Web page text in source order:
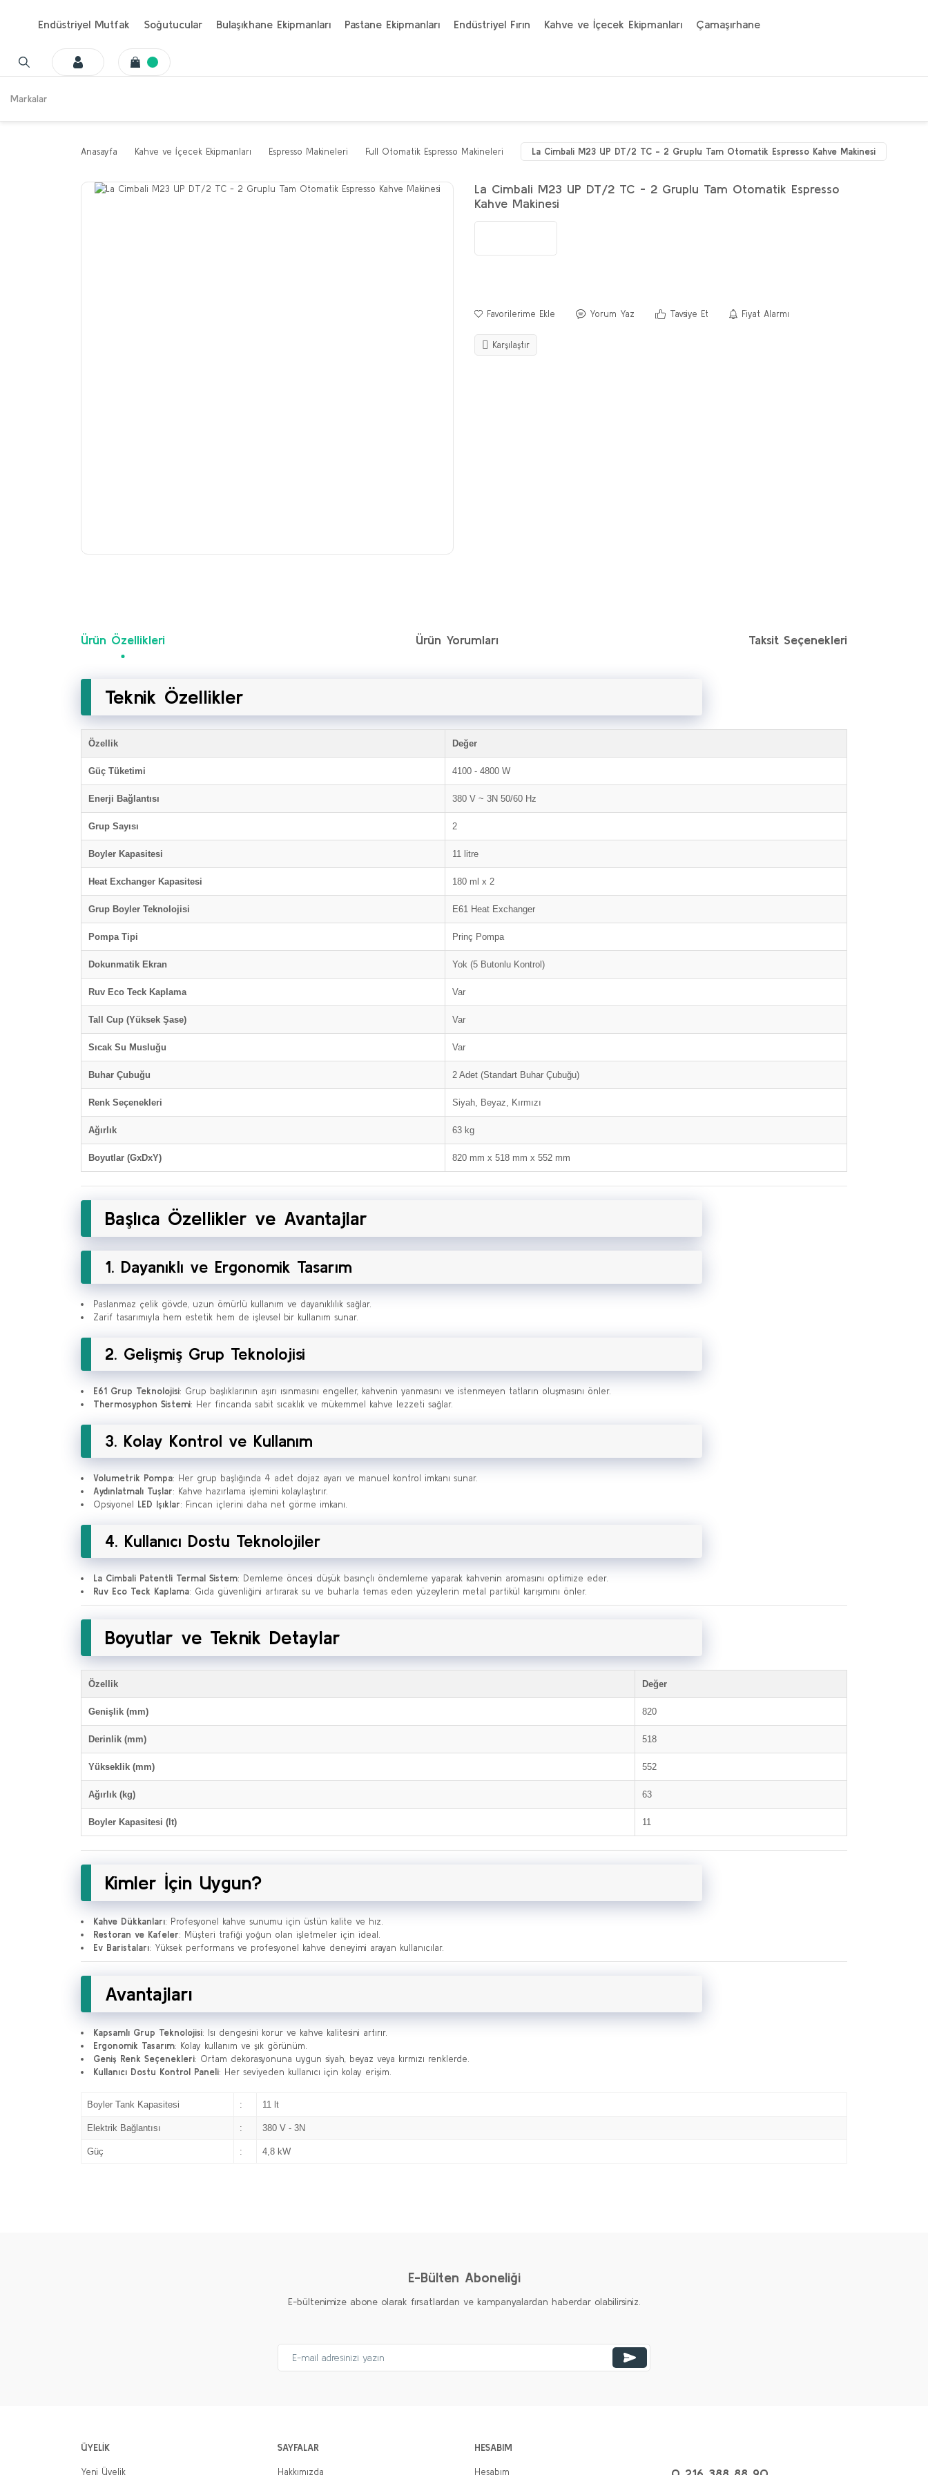
Endüstriyel Mutfak Soğutucular Bulaşıkhane Ekipmanları Pastane Ekipmanları Endüstriyel Fırın Kahve ve İçecek Ekipmanları Çamaşırhane
Markalar
Anasayfa Kahve ve İçecek Ekipmanları Espresso Makineleri Full Otomatik Espresso Makineleri La Cimbali M23 UP DT/2 TC - 2 Gruplu Tam Otomatik Espresso Kahve Makinesi
La Cimbali M23 UP DT/2 TC - 2 Gruplu Tam Otomatik Espresso
Kahve Makinesi
Yorum Yaz Tavsiye Et Fiyat Alarmı
Karşılaştır
Ürün Özellikleri Ürün Yorumları Taksit Seçenekleri
Teknik Özellikler
Özellik Değer
Güç Tüketimi 4100 - 4800 W
Enerji Bağlantısı 380 V ~ 3N 50/60 Hz
Grup Sayısı 2
Boyler Kapasitesi 11 litre
Heat Exchanger Kapasitesi 180 ml x 2
Grup Boyler Teknolojisi E61 Heat Exchanger
Pompa Tipi Prinç Pompa
Dokunmatik Ekran Yok (5 Butonlu Kontrol)
Ruv Eco Teck Kaplama Var
Tall Cup (Yüksek Şase) Var
Sıcak Su Musluğu Var
Buhar Çubuğu 2 Adet (Standart Buhar Çubuğu)
Renk Seçenekleri Siyah, Beyaz, Kırmızı
Ağırlık 63 kg
Boyutlar (GxDxY) 820 mm x 518 mm x 552 mm
Başlıca Özellikler ve Avantajlar
1. Dayanıklı ve Ergonomik Tasarım
Paslanmaz çelik gövde, uzun ömürlü kullanım ve dayanıklılık sağlar.
Zarif tasarımıyla hem estetik hem de işlevsel bir kullanım sunar.
2. Gelişmiş Grup Teknolojisi
E61 Grup Teknolojisi: Grup başlıklarının aşırı ısınmasını engeller, kahvenin yanmasını ve istenmeyen tatların oluşmasını önler.
Thermosyphon Sistemi: Her fincanda sabit sıcaklık ve mükemmel kahve lezzeti sağlar.
3. Kolay Kontrol ve Kullanım
Volumetrik Pompa: Her grup başlığında 4 adet dojaz ayarı ve manuel kontrol imkanı sunar.
Aydınlatmalı Tuşlar: Kahve hazırlama işlemini kolaylaştırır.
Opsiyonel
LED Işıklar: Fincan içlerini daha net görme imkanı.
4. Kullanıcı Dostu Teknolojiler
La Cimbali Patentli Termal Sistem: Demleme öncesi düşük basınçlı öndemleme yaparak kahvenin aromasını optimize eder.
Ruv Eco Teck Kaplama: Gıda güvenliğini artırarak su ve buharla temas eden yüzeylerin metal partikül karışımını önler.
Boyutlar ve Teknik Detaylar
Özellik Değer
Genişlik (mm) 820
Derinlik (mm) 518
Yükseklik (mm) 552
Ağırlık (kg) 63
Boyler Kapasitesi (lt) 11
Kimler İçin Uygun?
Kahve Dükkanları: Profesyonel kahve sunumu için üstün kalite ve hız.
Restoran ve Kafeler: Müşteri trafiği yoğun olan işletmeler için ideal.
Ev Baristaları: Yüksek performans ve profesyonel kahve deneyimi arayan kullanıcılar.
Avantajları
Kapsamlı Grup Teknolojisi: Isı dengesini korur ve kahve kalitesini artırır.
Ergonomik Tasarım: Kolay kullanım ve şık görünüm.
Geniş Renk Seçenekleri: Ortam dekorasyonuna uygun siyah, beyaz veya kırmızı renklerde.
Kullanıcı Dostu Kontrol Paneli: Her seviyeden kullanıcı için kolay erişim.
Boyler Tank Kapasitesi : 11 lt
Elektrik Bağlantısı : 380 V - 3N
Güç : 4,8 kW
E-Bülten Aboneliği
E-bültenimize abone olarak fırsatlardan ve kampanyalardan haberdar olabilirsiniz.
ÜYELİK
Yeni Üyelik
SAYFALAR
Hakkımızda
HESABIM
Hesabım